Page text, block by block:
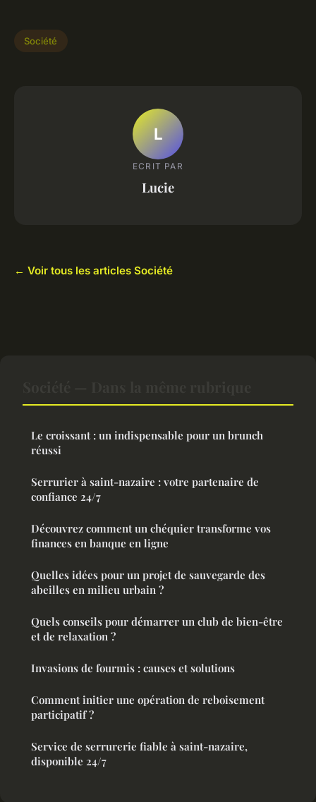
Société
L
ECRIT PAR
Lucie
← Voir tous les articles Société
Le croissant : un indispensable pour un brunch
réussi
Serrurier à saint-nazaire : votre partenaire de
confiance 24/7
Découvrez comment un chéquier transforme vos
finances en banque en ligne
Quelles idées pour un projet de sauvegarde des
abeilles en milieu urbain ?
Quels conseils pour démarrer un club de bien-être
et de relaxation ?
Invasions de fourmis : causes et solutions
Comment initier une opération de reboisement
participatif ?
Service de serrurerie fiable à saint-nazaire,
disponible 24/7